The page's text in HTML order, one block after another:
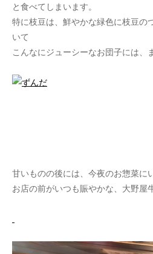
と食べてしまいます。
特に枝豆は、鮮やかな緑色に枝豆の
いて
こんなにジューシーなお団子には、
甘いものの後には、今夜のお惣菜に
お店の前がいつも賑やかな、大野屋